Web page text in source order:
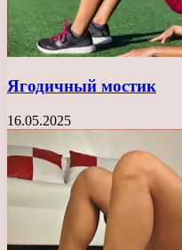
Ягодичный мостик
16.05.2025